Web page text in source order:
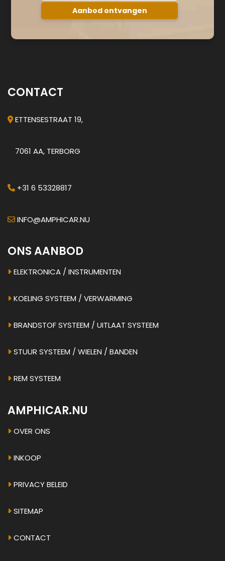
CONTACT
ETTENSESTRAAT 19,
7061 AA, TERBORG
+31 6 53328817
INFO@AMPHICAR.NU
ONS AANBOD
ELEKTRONICA / INSTRUMENTEN
KOELING SYSTEEM / VERWARMING
BRANDSTOF SYSTEEM / UITLAAT SYSTEEM
STUUR SYSTEEM / WIELEN / BANDEN
REM SYSTEEM
AMPHICAR.NU
OVER ONS
INKOOP
PRIVACY BELEID
SITEMAP
CONTACT